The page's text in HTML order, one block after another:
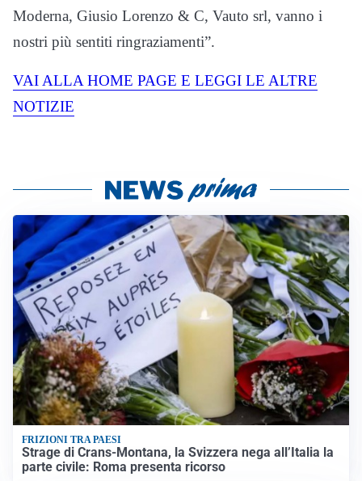
Moderna, Giusio Lorenzo & C, Vauto srl, vanno i
nostri più sentiti ringraziamenti”.
VAI ALLA HOME PAGE E LEGGI LE ALTRE
NOTIZIE
FRIZIONI TRA PAESI
Strage di Crans-Montana, la Svizzera nega all’Italia la
parte civile: Roma presenta ricorso